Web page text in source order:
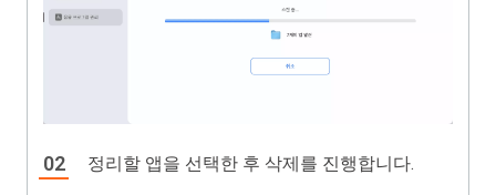
정리할 앱을 선택한 후 삭제를 진행합니다.